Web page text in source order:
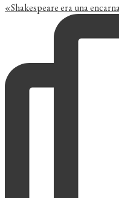
«Shakespeare era una